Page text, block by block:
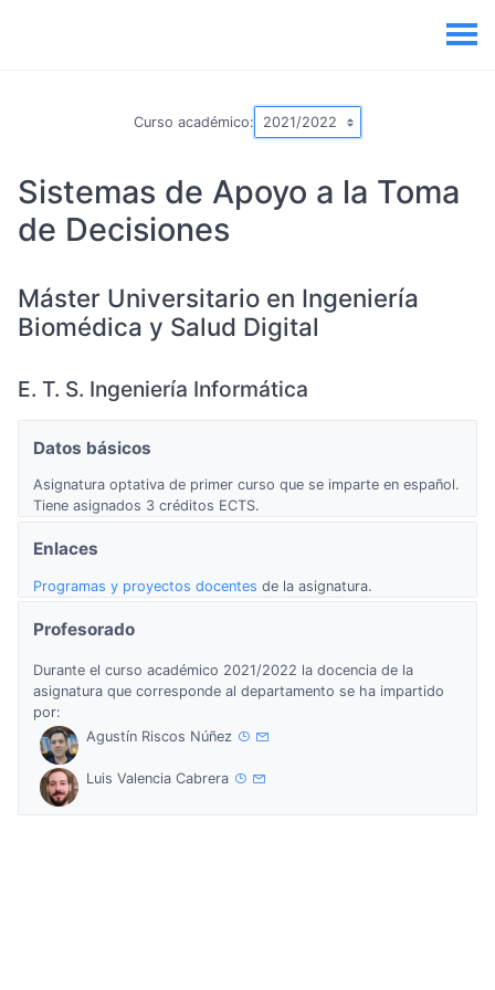
Curso académico:
Sistemas de Apoyo a la Toma
de Decisiones
Máster Universitario en Ingeniería
Biomédica y Salud Digital
E. T. S. Ingeniería Informática
Datos básicos
Asignatura optativa de primer curso que se imparte en español.
Tiene asignados 3 créditos ECTS.
Enlaces
Programas y proyectos docentes de la asignatura.
Profesorado
Durante el curso académico 2021/2022 la docencia de la
asignatura que corresponde al departamento se ha impartido
por:
Agustín Riscos Núñez
Luis Valencia Cabrera